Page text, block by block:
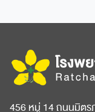
456 หมู่ 14 ถนนมิตร